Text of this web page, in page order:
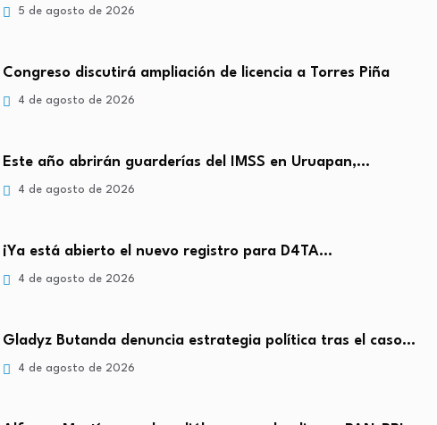
5 de agosto de 2026
Congreso discutirá ampliación de licencia a Torres Piña
4 de agosto de 2026
Este año abrirán guarderías del IMSS en Uruapan,…
4 de agosto de 2026
¡Ya está abierto el nuevo registro para D4TA…
4 de agosto de 2026
Gladyz Butanda denuncia estrategia política tras el caso…
4 de agosto de 2026